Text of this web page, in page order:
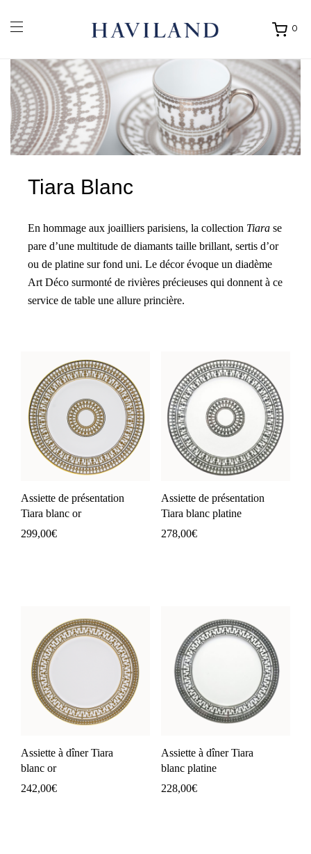
0
Ouvrir
panier
Tiara Blanc
En hommage aux joailliers parisiens, la collection Tiara se
pare d’une multitude de diamants taille brillant, sertis d’or
ou de platine sur fond uni. Le décor évoque un diadème
Art Déco surmonté de rivières précieuses qui donnent à ce
service de table une allure princière.
Assiette de présentation
Tiara blanc or
299,00€
Assiette de présentation
Tiara blanc platine
278,00€
Assiette à dîner Tiara
blanc or
242,00€
Assiette à dîner Tiara
blanc platine
228,00€